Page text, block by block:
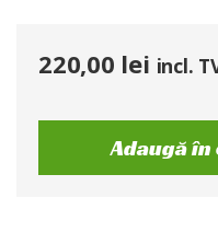
220,00 lei incl.
Adaugă în